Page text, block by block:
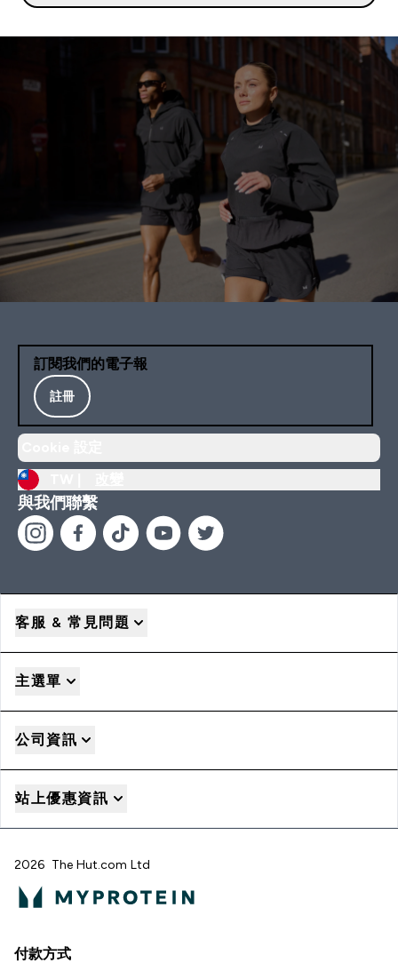
訂閱我們的電子報
註冊
與我們聯繫
客服 & 常見問題
主選單
公司資訊
站上優惠資訊
2026 The Hut.com Ltd
付款方式